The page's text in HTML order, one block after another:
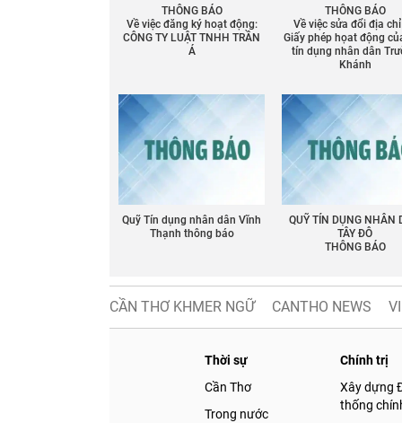
THÔNG BÁO
Về việc đăng ký hoạt động:
CÔNG TY LUẬT TNHH TRẦN
Á
THÔNG BÁO
Về việc sửa đổi địa
Giấy phép họat động
tín dụng nhân dân
Khánh
Quỹ Tín dụng nhân dân Vĩnh
Thạnh thông báo
QUỸ TÍN DỤNG NHÂN
TÂY ĐÔ
THÔNG BÁO
CẦN THƠ KHMER NGỮ CANTHO NEWS
Thời sự
Cần Thơ
Trong nước
Chính trị
Xây dựng
thống